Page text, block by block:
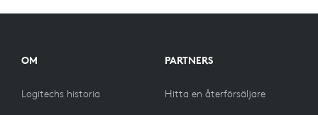
OM
Logitechs historia
PARTNERS
Hitta en återförsäljare